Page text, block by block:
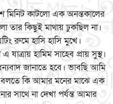
মিনিট কাটলো এক অনন্তকালের
তার কিছুই মাথায় ঢুকছিল না।
রুমে হাসি হাসি মুখে।
হামিম সাহেব প্রায় সুস্থ।
জানাতে হবে। ভাবছি আমি
কি আমার মনের মাঝে এক
সাথে না দেখা পর্যন্ত আমার